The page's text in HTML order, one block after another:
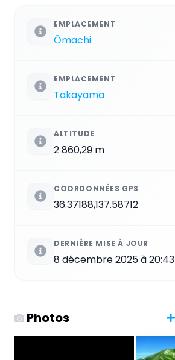
EMPLACEMENT
Ōmachi
EMPLACEMENT
Takayama
ALTITUDE
2 860,29 m
COORDONNÉES GPS
36.37188,137.58712
DERNIÈRE MISE À JOUR
8 décembre 2025 à 20:43
Photos